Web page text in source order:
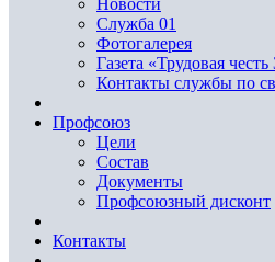
Новости
Служба 01
Фотогалерея
Газета «Трудовая
Контакты службы по
Профсоюз
Цели
Состав
Документы
Профсоюзный дисконт
Контакты